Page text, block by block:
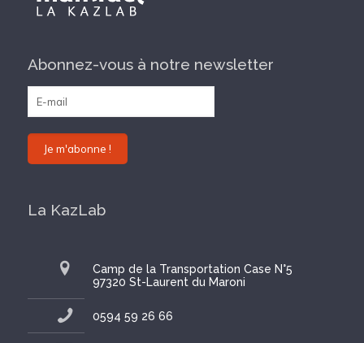
Abonnez-vous à notre newsletter
La KazLab
Camp de la Transportation Case N°5
97320 St-Laurent du Maroni
0594 59 26 66